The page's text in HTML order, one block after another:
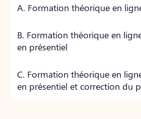
A. Formation théorique en
B. Formation théorique en
en présentiel
C. Formation théorique en
en présentiel et correction du